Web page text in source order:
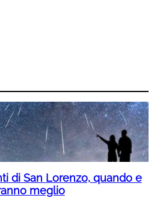
di San Lorenzo, quando e
meglio